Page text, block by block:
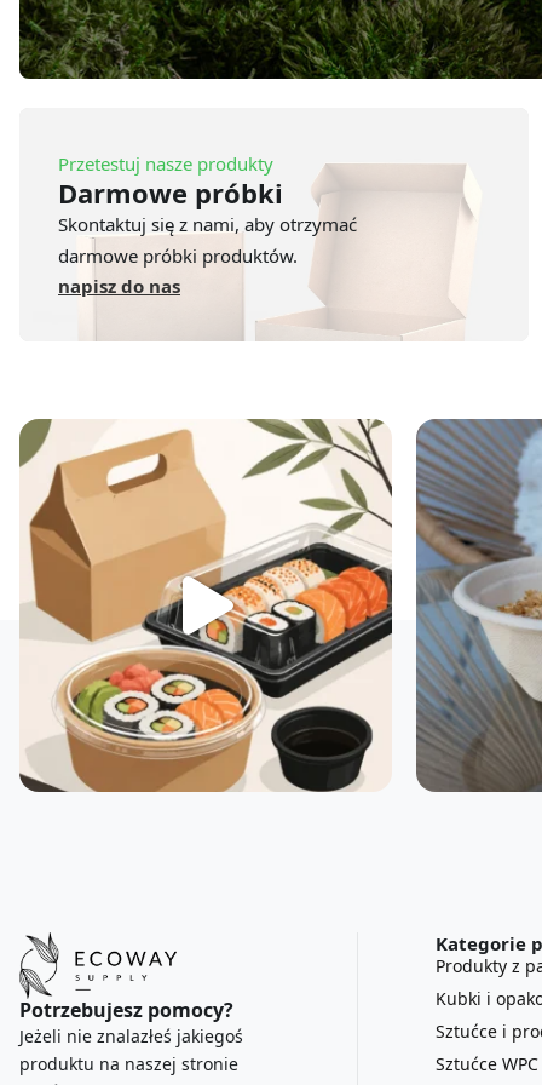
Przetestuj nasze produkty
Darmowe próbki
Skontaktuj się z nami, aby otrzymać
darmowe próbki produktów.
napisz do nas
Potrzebujesz pomocy?
Jeżeli nie znalazłeś jakiegoś
produktu na naszej stronie
Kategorie
Produkty z
Kubki i
Sztućce i
Sztućce WPC